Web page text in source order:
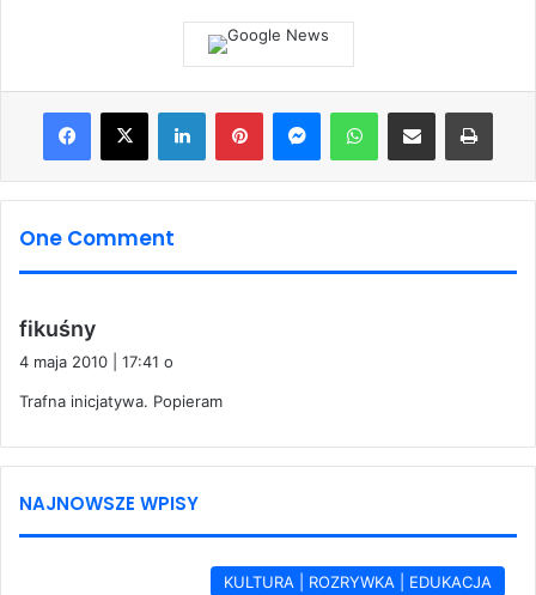
Facebook
X LinkedInPinterestMessengerWhatsAppShare via Email Print
One Comment
fikuśny
i
z
:
4 maja 2010 | 17:41 o
Trafna inicjatywa. Popieram
NAJNOWSZE WPISY
KULTURA | ROZRYWKA | EDUKACJA